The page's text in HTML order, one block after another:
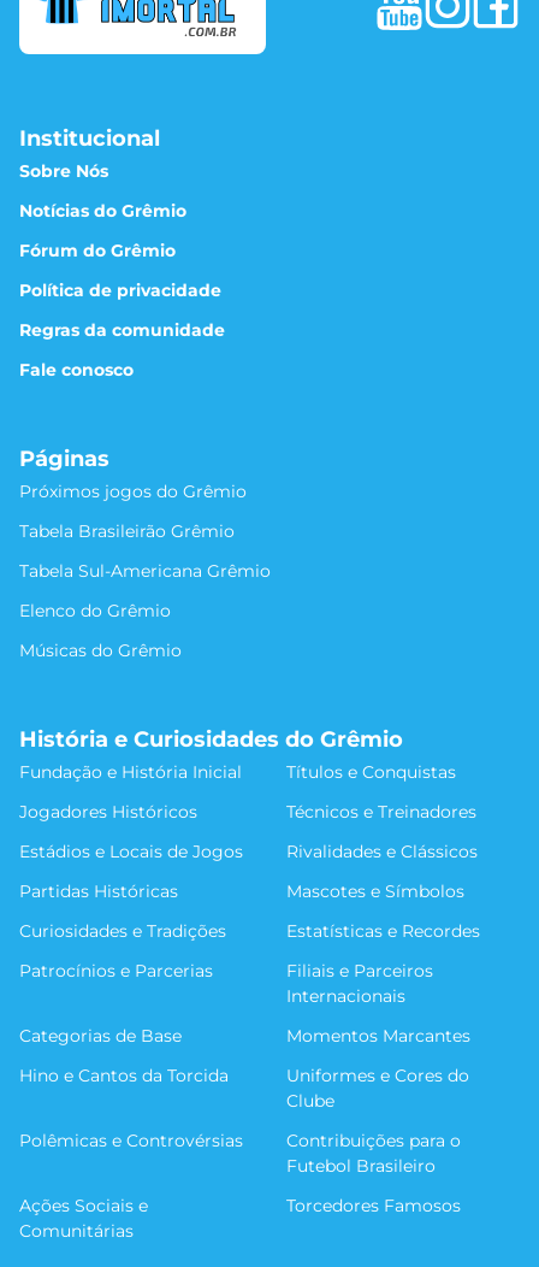
Institucional
Sobre Nós
Notícias do Grêmio
Fórum do Grêmio
Política de privacidade
Regras da comunidade
Fale conosco
Páginas
Próximos jogos do Grêmio
Tabela Brasileirão Grêmio
Tabela Sul-Americana Grêmio
Elenco do Grêmio
Músicas do Grêmio
História e Curiosidades do Grêmio
Fundação e História Inicial
Títulos e Conquistas
Jogadores Históricos
Técnicos e Treinadores
Estádios e Locais de Jogos
Rivalidades e Clássicos
Partidas Históricas
Mascotes e Símbolos
Curiosidades e Tradições
Estatísticas e Recordes
Patrocínios e Parcerias
Filiais e Parceiros
Internacionais
Categorias de Base
Momentos Marcantes
Hino e Cantos da Torcida
Uniformes e Cores do
Clube
Polêmicas e Controvérsias
Contribuições para o
Futebol Brasileiro
Ações Sociais e
Comunitárias
Torcedores Famosos